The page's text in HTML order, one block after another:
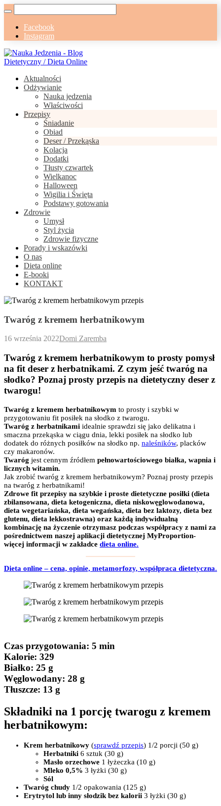
Facebook
Instagram
Aktualności
Odżywianie
Nauka jedzenia
Właściwości
Przepisy
Śniadanie
Obiad
Deser / Przekąska
Kolacja
Dodatki
Tłusty czwartek
Wielkanoc
Halloween
Wigilia i Święta
Podstawy gotowania
Zdrowie
Umysł
Styl życia
Zdrowie fizyczne
Porady i wskazówki
O nas
Dieta online
E-booki
KONTAKT
Twaróg z kremem herbatnikowym
16 września 2022Domi Zaremba
Twaróg z kremem herbatnikowym to prosty pomysł
na fit deser z herbatnikami. Z czym jeść twaróg na
słodko? Poznaj prosty przepis na dietetyczny deser z
twarogu!
Twaróg z kremem herbatnikowym to prosty i szybki w
przygotowaniu fit posiłek na słodko z twarogu.
Twaróg z herbatnikami idealnie sprawdzi się jako delikatna i
smaczna przekąska w ciągu dnia, lekki posiłek na słodko lub
dodatek do różnych posiłków na słodko np. naleśników, placków
czy makaronów.
Twaróg jest cennym źródłem pełnowartościowego białka, wapnia i
licznych witamin.
Jak zrobić twaróg z kremem herbatnikowym? Poznaj prosty przepis
na twaróg z herbatnikami!
Zdrowe fit przepisy na szybkie i proste dietetyczne posiłki (dieta
zbilansowana, dieta ketogeniczna, dieta niskowęglowodanowa,
dieta wegetariańska, dieta wegańska, dieta bez laktozy, dieta bez
glutenu, dieta lekkostrawna) oraz każdą indywidualną
kombinację na życzenie otrzymasz podczas współpracy z nami za
pośrednictwem naszej aplikacji dietetycznej MyProportion-
więcej informacji w zakładce dieta online.
Dieta online – cena, opinie, metamorfozy, współpraca dietetyczna.
Czas przygotowania: 5 min
Kalorie: 329
Białko: 25 g
Węglowodany: 28 g
Tłuszcze: 13 g
Składniki na 1 porcję twarogu z kremem
herbatnikowym:
Krem herbatnikowy (sprawdź przepis) 1/2 porcji (50 g)
Herbatniki 6 sztuk (30 g)
Masło orzechowe 1 łyżeczka (10 g)
Mleko 0,5% 3 łyżki (30 g)
Sól
Twaróg chudy 1/2 opakowania (125 g)
Erytrytol lub inny słodzik bez kalorii 3 łyżki (30 g)